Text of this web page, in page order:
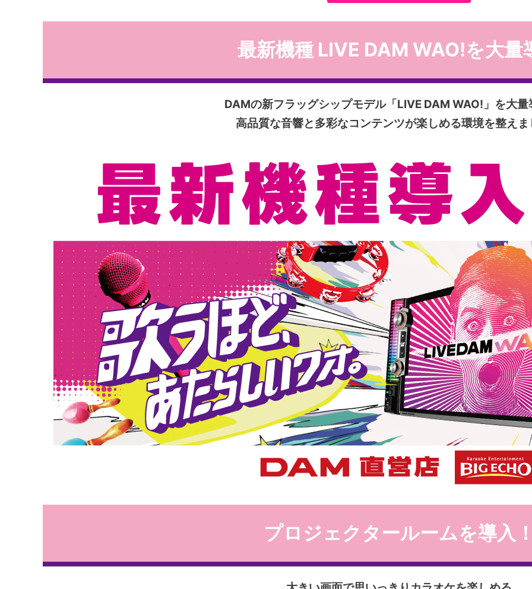
最新機種 LIVE DAM WAO!を大量
DAMの新フラッグシップモデル「LIVE DAM WAO!」を大量
高品質な音響と多彩なコンテンツが楽しめる環境を整えま
プロジェクタールームを導入